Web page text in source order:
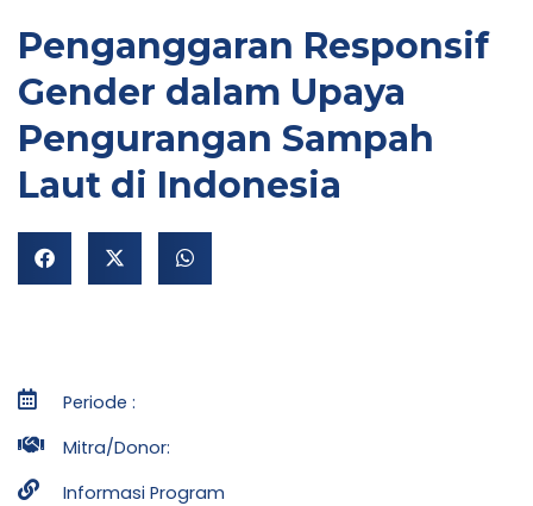
Penganggaran Responsif
Gender dalam Upaya
Pengurangan Sampah
Laut di Indonesia
Periode :
Mitra/Donor:
Informasi Program